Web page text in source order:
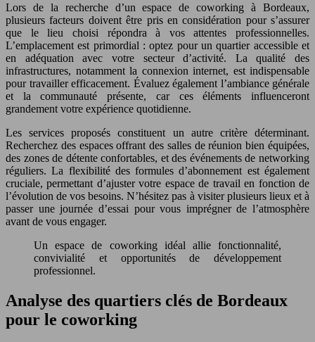
Lors de la recherche d’un espace de coworking à Bordeaux,
plusieurs facteurs doivent être pris en considération pour s’assurer
que le lieu choisi répondra à vos attentes professionnelles.
L’emplacement est primordial : optez pour un quartier accessible et
en adéquation avec votre secteur d’activité. La qualité des
infrastructures, notamment la connexion internet, est indispensable
pour travailler efficacement. Évaluez également l’ambiance générale
et la communauté présente, car ces éléments influenceront
grandement votre expérience quotidienne.
Les services proposés constituent un autre critère déterminant.
Recherchez des espaces offrant des salles de réunion bien équipées,
des zones de détente confortables, et des événements de networking
réguliers. La flexibilité des formules d’abonnement est également
cruciale, permettant d’ajuster votre espace de travail en fonction de
l’évolution de vos besoins. N’hésitez pas à visiter plusieurs lieux et à
passer une journée d’essai pour vous imprégner de l’atmosphère
avant de vous engager.
Un espace de coworking idéal allie fonctionnalité,
convivialité et opportunités de développement
professionnel.
Analyse des quartiers clés de Bordeaux
pour le coworking